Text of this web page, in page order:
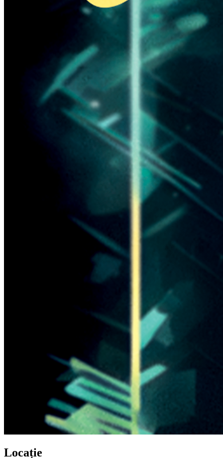
Locație